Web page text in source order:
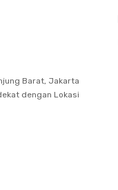
Barat, Jakarta
dengan Lokasi